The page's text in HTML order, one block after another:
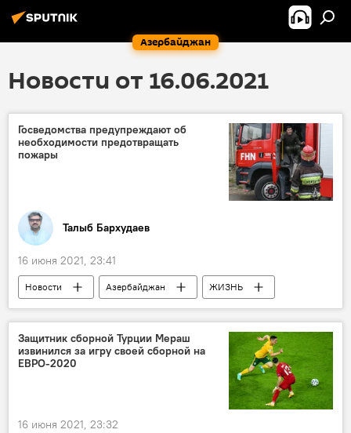
Азербайджан
Новости от 16.06.2021
Госведомства предупреждают об
необходимости предотвращать
пожары
Талыб Бархудаев
16 июня 2021, 23:41
Новости Азербайджан
ЖИЗНЬ
Происшествия
Пожары
безопасность
Предупреждение
Защитник сборной Турции Мераш
извинился за игру своей сборной на
ЕВРО-2020
16 июня 2021, 23:32